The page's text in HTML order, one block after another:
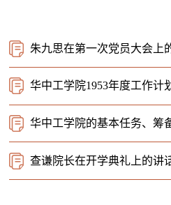
华中工学院1953年度工作计
查谦院长在开学典礼上的讲